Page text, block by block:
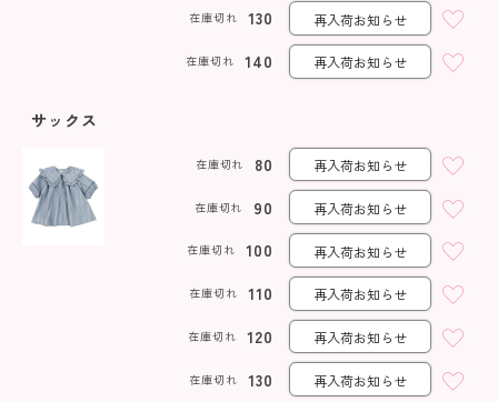
130
在庫切れ 再入荷お知らせ
140
在庫切れ 再入荷お知らせ
サックス
80
在庫切れ 再入荷お知らせ
90
在庫切れ 再入荷お知らせ
100
在庫切れ 再入荷お知らせ
110
在庫切れ 再入荷お知らせ
120
在庫切れ 再入荷お知らせ
130
在庫切れ 再入荷お知らせ